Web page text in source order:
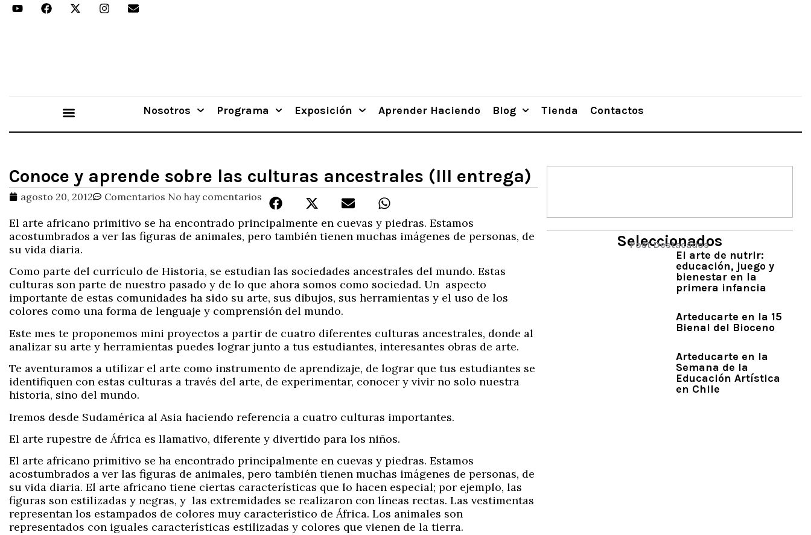
Nosotros Programa Exposición Aprender Haciendo Blog Tienda Contactos
Conoce y aprende sobre las culturas ancestrales (III entrega)
agosto 20, 2012 Comentarios No hay comentarios
El arte africano primitivo se ha encontrado principalmente en cuevas y piedras. Estamos
acostumbrados a ver las figuras de animales, pero también tienen muchas imágenes de personas, de
su vida diaria.
Como parte del currículo de Historia, se estudian las sociedades ancestrales del mundo. Estas
culturas son parte de nuestro pasado y de lo que ahora somos como sociedad. Un aspecto
importante de estas comunidades ha sido su arte, sus dibujos, sus herramientas y el uso de los
colores como una forma de lenguaje y comprensión del mundo.
Este mes te proponemos mini proyectos a partir de cuatro diferentes culturas ancestrales, donde al
analizar su arte y herramientas puedes lograr junto a tus estudiantes, interesantes obras de arte.
Te aventuramos a utilizar el arte como instrumento de aprendizaje, de lograr que tus estudiantes se
identifiquen con estas culturas a través del arte, de experimentar, conocer y vivir no solo nuestra
historia, sino del mundo.
Iremos desde Sudamérica al Asia haciendo referencia a cuatro culturas importantes.
El arte rupestre de África es llamativo, diferente y divertido para los niños.
El arte africano primitivo se ha encontrado principalmente en cuevas y piedras. Estamos
acostumbrados a ver las figuras de animales, pero también tienen muchas imágenes de personas, de
su vida diaria. El arte africano tiene ciertas características que lo hacen especial; por ejemplo, las
figuras son estilizadas y negras, y las extremidades se realizaron con líneas rectas. Las vestimentas
representan los estampados de colores muy característico de África. Los animales son
representados con iguales características estilizadas y colores que vienen de la tierra.
Seleccionados
Post Destacados
El arte de nutrir:
educación, juego y
bienestar en la
primera infancia
Arteducarte en la 15
Bienal del Bioceno
Arteducarte en la
Semana de la
Educación Artística
en Chile